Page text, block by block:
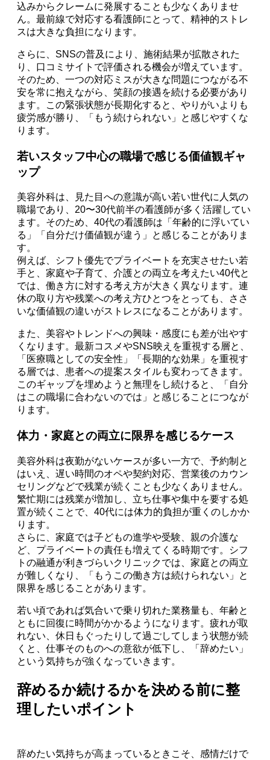
込みからクレームに発展することも少なくありませ
ん。最前線で対応する看護師にとって、精神的ストレ
スは大きな負担になります。
さらに、SNSの普及により、施術結果が拡散された
り、口コミサイトで評価される機会が増えています。
そのため、一つの対応ミスが大きな問題につながる不
安を常に抱えながら、笑顔の接遇を続ける必要があり
ます。この緊張状態が長期化すると、やりがいよりも
疲労感が勝り、「もう続けられない」と感じやすくな
ります。
若いスタッフ中心の職場で感じる価値観ギャ
ップ
美容外科は、見た目への意識が高い若い世代に人気の
職場であり、20〜30代前半の看護師が多く活躍してい
ます。そのため、40代の看護師は「年齢的に浮いてい
る」「自分だけ価値観が違う」と感じることがありま
す。
例えば、シフト優先でプライベートを充実させたい若
手と、家庭や子育て、介護との両立を考えたい40代と
では、働き方に対する考え方が大きく異なります。連
休の取り方や残業への考え方ひとつをとっても、ささ
いな価値観の違いがストレスになることがあります。
また、美容やトレンドへの興味・感度にも差が出やす
くなります。最新コスメやSNS映えを重視する層と、
「医療職としての安全性」「長期的な効果」を重視す
る層では、患者への提案スタイルも変わってきます。
このギャップを埋めようと無理をし続けると、「自分
はこの職場に合わないのでは」と感じることにつなが
ります。
体力・家庭との両立に限界を感じるケース
美容外科は夜勤がないケースが多い一方で、予約制と
はいえ、遅い時間のオペや契約対応、営業後のカウン
セリングなどで残業が続くことも少なくありません。
繁忙期には残業が増加し、立ち仕事や集中を要する処
置が続くことで、40代には体力的負担が重くのしかか
ります。
さらに、家庭では子どもの進学や受験、親の介護な
ど、プライベートの責任も増えてくる時期です。シフ
トの融通が利きづらいクリニックでは、家庭との両立
が難しくなり、「もうこの働き方は続けられない」と
限界を感じることがあります。
若い頃であれば気合いで乗り切れた業務量も、年齢と
ともに回復に時間がかかるようになります。疲れが取
れない、休日もぐったりして過ごしてしまう状態が続
くと、仕事そのものへの意欲が低下し、「辞めたい」
という気持ちが強くなっていきます。
辞めるか続けるかを決める前に整
理したいポイント
辞めたい気持ちが高まっているときこそ、感情だけで